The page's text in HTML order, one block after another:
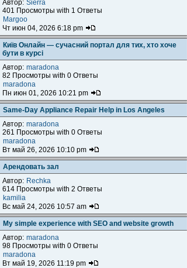
Автор: Sierra
401 Просмотры with 1 Ответы
Margoo
Чт июн 04, 2026 6:18 pm
Київ Онлайн — сучасний портал для тих, хто хоче
бути в курсі
Автор: maradona
82 Просмотры with 0 Ответы
maradona
Пн июн 01, 2026 10:21 pm
Same-Day Appliance Repair Help in Los Angeles
Автор: maradona
261 Просмотры with 0 Ответы
maradona
Вт май 26, 2026 10:10 pm
Арендовать зал
Автор: Rechka
614 Просмотры with 2 Ответы
kamilia
Вс май 24, 2026 10:57 am
My simple experience with SEO and website growth
Автор: maradona
98 Просмотры with 0 Ответы
maradona
Вт май 19, 2026 11:19 pm